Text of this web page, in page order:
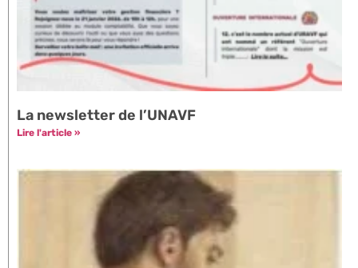
La newsletter de l’UNAVF
Lire l'article »